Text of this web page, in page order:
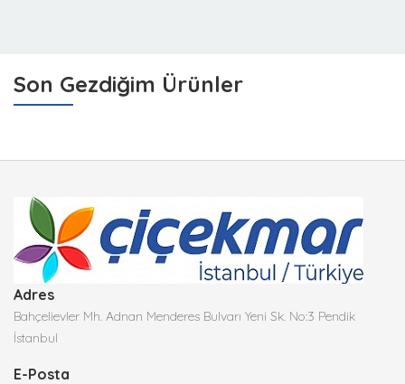
Son Gezdiğim Ürünler
Adres
Bahçelievler Mh. Adnan Menderes Bulvarı Yeni Sk. No:3 Pendik
İstanbul
E-Posta